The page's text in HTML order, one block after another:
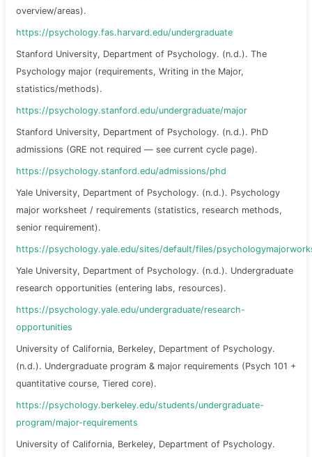
overview/areas).
https://psychology.fas.harvard.edu/undergraduate
Stanford University, Department of Psychology. (n.d.). The
Psychology major (requirements, Writing in the Major,
statistics/methods).
https://psychology.stanford.edu/undergraduate/major
Stanford University, Department of Psychology. (n.d.). PhD
admissions (GRE not required — see current cycle page).
https://psychology.stanford.edu/admissions/phd
Yale University, Department of Psychology. (n.d.). Psychology
major worksheet / requirements (statistics, research methods,
senior requirement).
https://psychology.yale.edu/sites/default/files/
Yale University, Department of Psychology. (n.d.). Undergraduate
research opportunities (entering labs, resources).
https://psychology.yale.edu/undergraduate/research-
opportunities
University of California, Berkeley, Department of Psychology.
(n.d.). Undergraduate program & major requirements (Psych 101 +
quantitative course, Tiered core).
https://psychology.berkeley.edu/students/undergraduate-
program/major-requirements
University of California, Berkeley, Department of Psychology.